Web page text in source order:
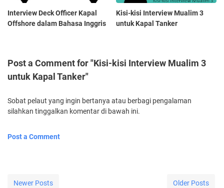
Interview Deck Officer Kapal
Offshore dalam Bahasa Inggris
Kisi-kisi Interview Mualim 3
untuk Kapal Tanker
Post a Comment for "Kisi-kisi Interview Mualim 3
untuk Kapal Tanker"
Sobat pelaut yang ingin bertanya atau berbagi pengalaman
silahkan tinggalkan komentar di bawah ini.
Post a Comment
Newer Posts Older Posts